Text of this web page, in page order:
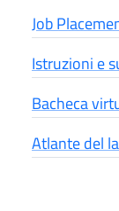
Job
(apre una
Istruzioni e
(apre una
Bacheca
(apre una
Atlante del
(apre una